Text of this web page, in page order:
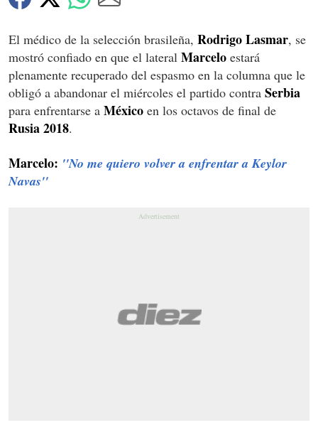
El médico de la selección brasileña, Rodrigo Lasmar, se
mostró confiado en que el lateral Marcelo estará
plenamente recuperado del espasmo en la columna que le
obligó a abandonar el miércoles el partido contra Serbia
para enfrentarse a México en los octavos de final de
Rusia 2018.
Marcelo: ''No me quiero volver a enfrentar a Keylor
Navas''